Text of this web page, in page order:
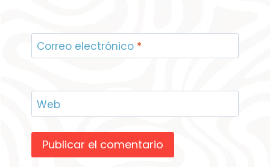
Correo electrónico *
Web